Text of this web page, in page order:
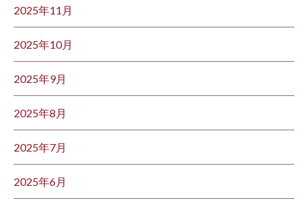
2025年11月
2025年10月
2025年9月
2025年8月
2025年7月
2025年6月